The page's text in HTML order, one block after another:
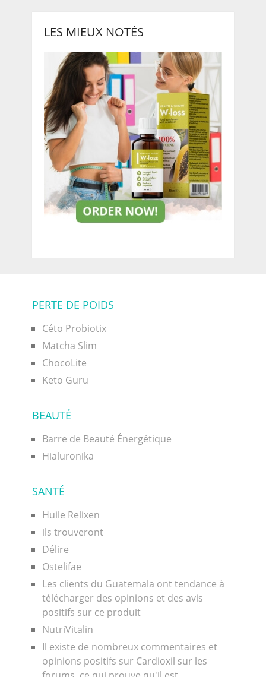
LES MIEUX NOTÉS
PERTE DE POIDS
Céto Probiotix
Matcha Slim
ChocoLite
Keto Guru
BEAUTÉ
Barre de Beauté Énergétique
Hialuronika
SANTÉ
Huile Relixen
ils trouveront
Délire
Ostelifae
Les clients du Guatemala ont tendance à
télécharger des opinions et des avis
positifs sur ce produit
NutriVitalin
Il existe de nombreux commentaires et
opinions positifs sur Cardioxil sur les